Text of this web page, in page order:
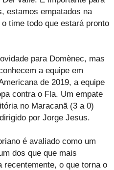
estamos empatados na
time todo que estará pronto
para Domènec, mas
a equipe em
de 2019, a equipe
contra o Fla. Um empate
no Maracanã (3 a 0)
por Jorge Jesus.
é avaliado como um
dos que que mais
o que torna o